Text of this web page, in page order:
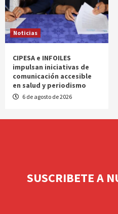
Noticias
CIPESA e INFOILES
impulsan iniciativas de
comunicación accesible
en salud y periodismo
6 de agosto de 2026
SUSCRIBETE A